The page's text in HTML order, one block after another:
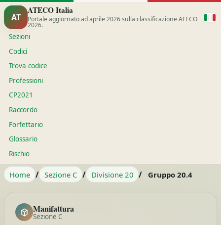
AT
ATECO Italia
Portale aggiornato ad aprile 2026 sulla classificazione ATECO
2026.
Sezioni
Codici
Trova codice
Professioni
CP2021
Raccordo
Forfettario
Glossario
Rischio
Home / Sezione C / Divisione 20 / Gruppo 20.4
Manifattura
Sezione C